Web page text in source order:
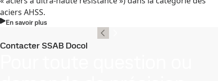
aciers AHSS.
En savoir plus
Contacter SSAB Docol